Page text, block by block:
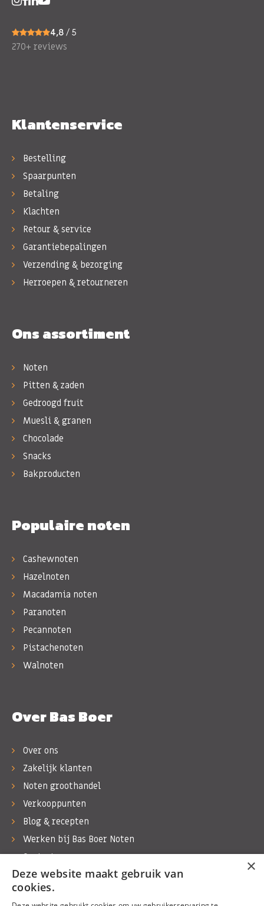
4,8 / 5
270+ reviews
Klantenservice
Bestelling
Spaarpunten
Betaling
Klachten
Retour & service
Garantiebepalingen
Verzending & bezorging
Herroepen & retourneren
Ons assortiment
Noten
Pitten & zaden
Gedroogd fruit
Muesli & granen
Chocolade
Snacks
Bakproducten
Populaire noten
Cashewnoten
Hazelnoten
Macadamia noten
Paranoten
Pecannoten
Pistachenoten
Walnoten
Over Bas Boer
Over ons
Zakelijk klanten
Noten groothandel
Verkooppunten
Blog & recepten
Werken bij Bas Boer Noten
Contact
×
Deze website maakt gebruik van
cookies.